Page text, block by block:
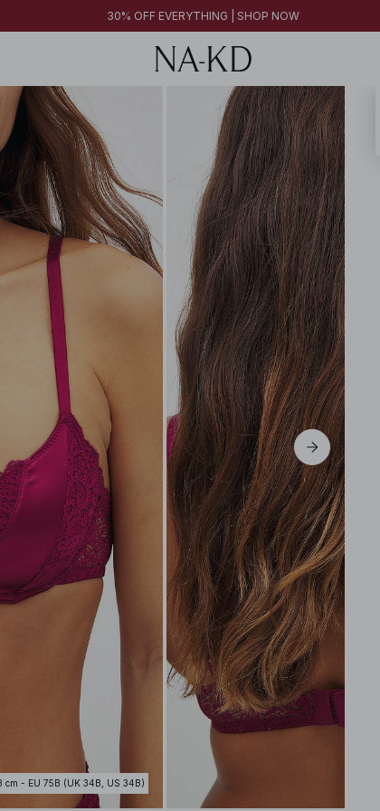
FINAL SALE | SHOP NOW
FINAL SALE | SHOP NOW
30% OFF EVERYTHING | SHOP NOW
cm - EU 75B (UK 34B, US 34B)